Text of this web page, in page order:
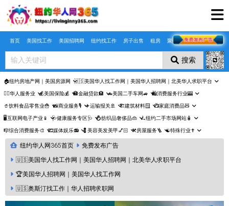
Skip to main content
首页 美国找工作 美国招聘网 纽约找工作 房子出售 租房 聚合页
搜索
🏠纽约房地产网｜美国房源网 🇺🇸美国华人找工作网｜美国华人招聘网｜北美华人求职平台
🤵‍♀️华人服务业 💰美国保险💰 🏦金融贷款🏦 🚗美国二手车网🚙 🛍️消费服务行业🎰
🥤饮料食品零售业🍟 📸商业服务🎙️ ✈️运输报关🚢 🏗️建筑材料🪟 📺家庭消费品🧸
🖥️互联网电子产业📱 🩺健康服务专区🩺 💍纺织品奢侈品👜 🛴纽约二手市场网站🧴
🎼综合消费服务🎨 🎞️媒体娱乐📻 💈美容美发美甲💅🏻 ⚒️房屋服务🪜 ☯️特殊行业✝️
纽约华人网365首页
免费发布广告
🇺🇸美国华人找工作网｜美国华人招聘网｜北美华人求职平台
🏆美国华人招聘网｜美国华人找工作网
🇺🇸奥斯汀找工作｜华人招聘求职网